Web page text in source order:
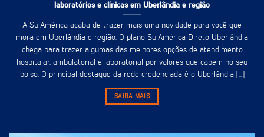
laboratórios e clínicas em Uberlândia e região
A SulAmérica acaba de trazer mais uma novidade para você que
mora em Uberlândia e região. O plano SulAmérica Direto Uberlândia
chega para trazer algumas das melhores opções de atendimento
hospitalar, ambulatorial e laboratorial por valores que cabem no seu
bolso. O principal destaque da rede credenciada é o Uberlândia [...]
SAIBA MAIS